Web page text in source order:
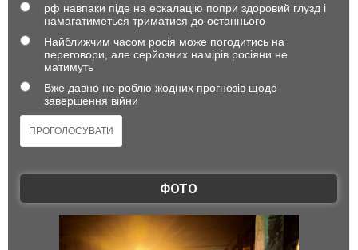
рф навпаки піде на ескалацію попри здоровий глузд і
намагатиметься триматися до останнього
Найближчим часом росія може погодитись на
переговори, але серйозних намірів росіяни не
матимуть
Вже давно не роблю жодних прогнозів щодо
завершення війни
ФОТО